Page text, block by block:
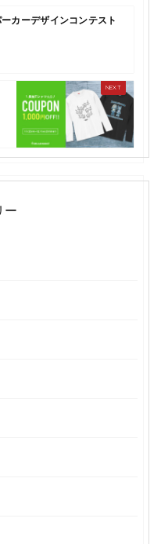
カーデザインコンテスト
ー